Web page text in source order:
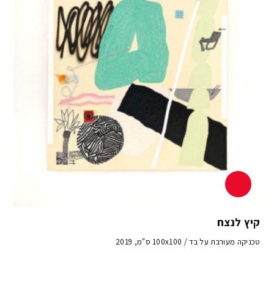
קיץ לנצח
טכניקה מעורבת על בד / 100x100 ס"מ, 2019